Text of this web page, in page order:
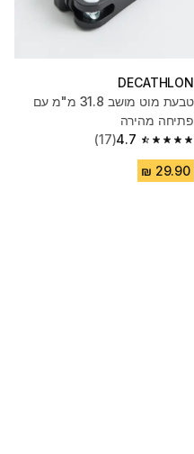
DECATHLON
טבעת מוט מושב 31.8 מ"מ עם
פתיחה מהירה
4.7
4.7 out of 5 stars from 17 reviews
(17)